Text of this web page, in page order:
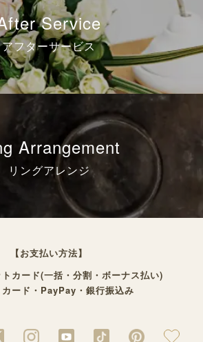
Service
アフターサービス
Arrangement
リングアレンジ
【お支払い方法】
カード(一括・分割・ボーナス払い)
ード・PayPay・銀行振込み